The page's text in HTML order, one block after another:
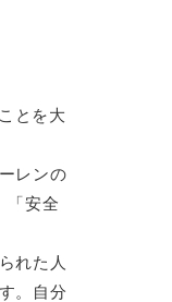
とを大
レンの
「安全
れた人
。自分